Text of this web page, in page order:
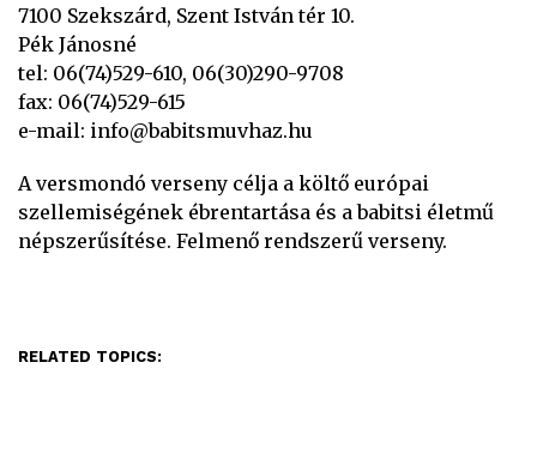
7100 Szekszárd, Szent István tér 10.
Pék Jánosné
tel: 06(74)529-610, 06(30)290-9708
fax: 06(74)529-615
e-mail: info@babitsmuvhaz.hu
A versmondó verseny célja a költő európai
szellemiségének ébrentartása és a babitsi életmű
népszerűsítése. Felmenő rendszerű verseny.
RELATED TOPICS: